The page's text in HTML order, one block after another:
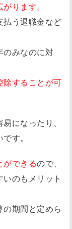
ります。
払う退職金など
のみなのに対
除することが可
になったり、
す。
ができるので、
のもメリット
期間と定めら